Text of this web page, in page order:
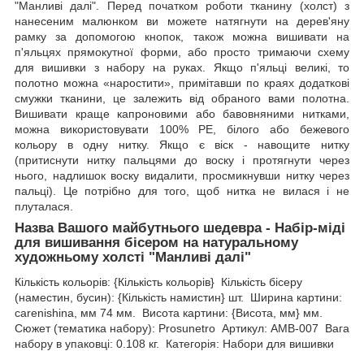
"Манливі далі". Перед початком роботи тканину (холст) з
нанесеним малюнком ви можете натягнути на дерев'яну
рамку за допомогою кнопок, також можна вишивати на
п'яльцях прямокутної форми, або просто тримаючи схему
для вишивки з набору на руках. Якщо п'яльці великі, то
полотно можна «наростити», примітавши по краях додаткові
смужки тканини, це залежить від обраного вами полотна.
Вишивати краще капроновими або бавовняними нитками,
можна використовувати 100% РЕ, білого або бежевого
кольору в одну нитку. Якщо є віск - навощите нитку
(притиснути нитку пальцями до воску і протягнути через
нього, надлишок воску видалити, просмикнувши нитку через
пальці). Це потрібно для того, щоб нитка не вилася і не
плуталася.
Назва Вашого майбутнього шедевра - Набір-міді
для вишивання бісером на натуральному
художньому холсті "Манливі далі"
Кількість кольорів: {Кількість кольорів} Кількість бісеру
(наместин, бусин): {Кількість намистин} шт. Ширина картини:
carenishina, мм 74 мм. Висота картини: {Висота, мм} мм.
Сюжет (тематика набору): Prosunetro Артикул: AMB-007 Вага
набору в упаковці: 0.108 кг. Категорія: Набори для вишивки